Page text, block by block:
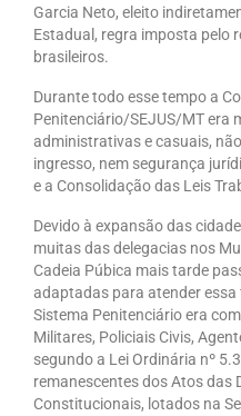
Garcia Neto, eleito
Estadual, regra imposta pelo
brasileiros.
Durante todo esse tempo a
Penitenciário/SEJUS/MT era
administrativas e casuais,
ingresso, nem segurança
e a Consolidação das Leis
Devido à expansão das
muitas das delegacias nos
Cadeia Púbica mais tarde
adaptadas para atender
Sistema Penitenciário era
Militares, Policiais Civis,
segundo a Lei Ordinária nº
remanescentes dos Atos das
Constitucionais, lotados na